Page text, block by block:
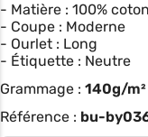
- Matière : 100% coton
- Coupe : Moderne
- Ourlet : Long
- Étiquette : Neutre
Grammage : 140g/m²
Référence : bu-